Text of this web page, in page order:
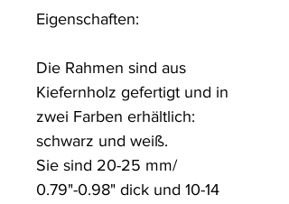
Eigenschaften:
Die Rahmen sind aus
Kiefernholz gefertigt und in
zwei Farben erhältlich:
schwarz und weiß.
Sie sind 20-25 mm/
0.79"-0.98" dick und 10-14